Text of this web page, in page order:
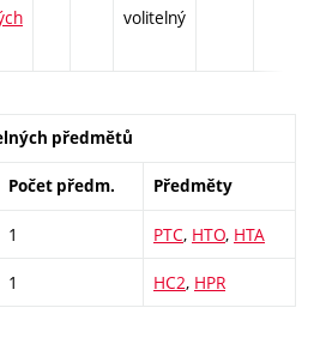
volitelný
předmětů
Počet předm. Předměty
1 PTC, HTO, HTA
1 HC2, HPR